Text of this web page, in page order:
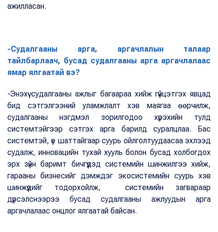
ажилласан.
-Судалгааны арга, аргачлалын талаар
тайлбарлаач, бусад судалгааны арга аргачлалаас
ямар ялгаатай вэ?
-Энэхүү судалгааны ажлыг багаараа хийж гүйцэтгэх явцад
бид сэтгэлгээний уламжлалт хэв маягаа өөрчилж,
судалгааны нэгдмэл зорилгодоо хүрэхийн тулд
системтэйгээр сэтгэх арга барилд суралцлаа. Бас
системтэй, үе шаттайгаар суурь ойлголтуудаасаа эхлээд
судалж, инновацийн тухай хууль болон бусад холбогдох
эрх зүйн баримт бичгүүдэд системийн шинжилгээ хийж,
гарааны бизнесийг дэмждэг экосистемийн суурь хэв
шинжүүдийг тодорхойлж, системийн загвараар
дүрсэлснээрээ бусад судалгааны ажлуудын арга
аргачлалаас онцлог ялгаатай байсан.